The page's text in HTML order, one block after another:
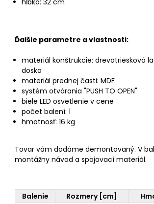
hĺbka: 32 cm
Ďalšie parametre a vlastnosti:
materiál konštrukcie: drevotriesková
doska
materiál prednej časti: MDF
systém otvárania "PUSH TO OPEN"
biele LED osvetlenie v cene
počet balení: 1
hmotnosť: 16 kg
Tovar vám dodáme demontovaný. V
montážny návod a spojovací materiál.
Balenie Rozmery [cm]